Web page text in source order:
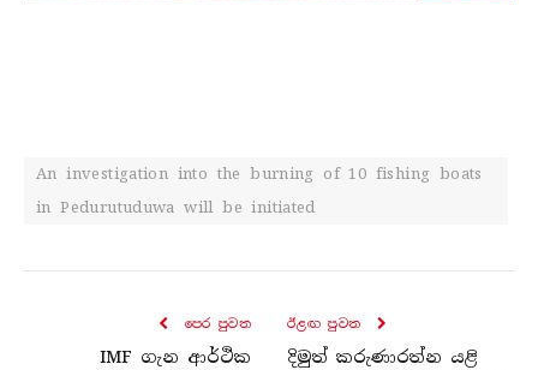
An investigation into the burning of 10 fishing boats
in Pedurutuduwa will be initiated
පෙර පුව​ත
IMF ගැන ආර්ථික
ඊළඟ පුව​ත
දිමුත් කරුණාරත්න යළි